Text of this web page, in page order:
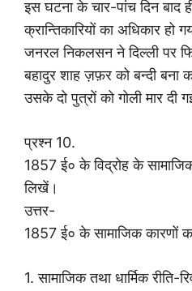
इस घटना के चार-पांच दिन बाद
क्रान्तिकारियों का अधिकार हो
जनरल निकलसन ने दिल्ली पर
बहादुर शाह ज़फ़र को बन्दी बना
उसके दो पुत्रों को गोली मार दी
प्रश्न 10.
1857 ई० के विद्रोह के
लिखें।
उत्तर-
1857 ई० के सामाजिक कारणों
1. सामाजिक तथा धार्मिक रीति-